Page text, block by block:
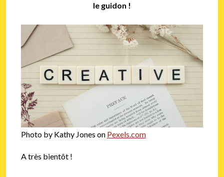
le guidon !
Photo by Kathy Jones on Pexels.com
A très bientôt !